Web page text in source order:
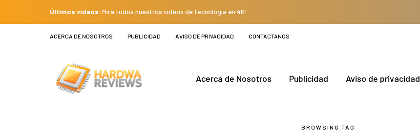
Últimos videos: Mira todos nuestros videos de tecnología en 4K!
ACERCA DE NOSOTROS PUBLICIDAD AVISO DE PRIVACIDAD CONTÁCTANOS
Acerca de Nosotros Publicidad Aviso de privacidad
BROWSING TAG